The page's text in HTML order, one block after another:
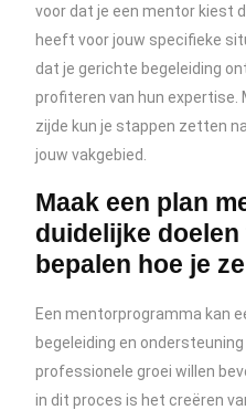
voor dat je een mentor kiest
heeft voor jouw specifieke
dat je gerichte begeleiding
profiteren van hun expertise.
zijde kun je stappen zetten
jouw vakgebied.
Maak een plan
duidelijke
bepalen hoe je
Een mentorprogramma kan
begeleiding en
professionele groei willen
in dit proces is het creëren